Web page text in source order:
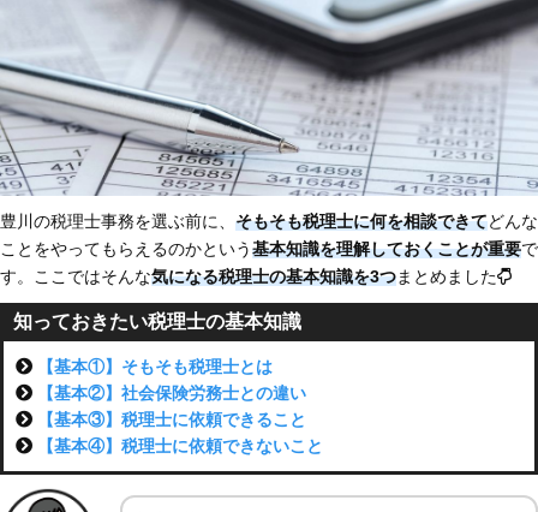
豊川の税理士事務を選ぶ前に、 そもそも税理士に何を相談できてどんな
ことをやってもらえるのかという基本知識を理解しておくことが重要で
す。ここではそんな気になる税理士の基本知識を3つまとめました
知っておきたい税理士の基本知識
【基本①】そもそも税理士とは
【基本②】社会保険労務士との違い
【基本③】税理士に依頼できること
【基本④】税理士に依頼できないこと